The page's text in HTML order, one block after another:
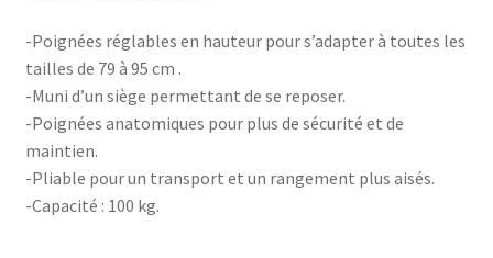
-Poignées réglables en hauteur pour s’adapter à toutes les
tailles de 79 à 95 cm .
-Muni d’un siège permettant de se reposer.
-Poignées anatomiques pour plus de sécurité et de
maintien.
-Pliable pour un transport et un rangement plus aisés.
-Capacité : 100 kg.